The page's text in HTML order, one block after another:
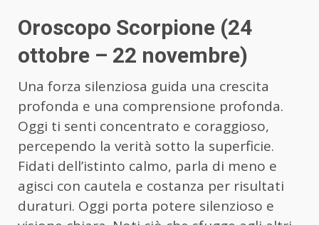
Oroscopo Scorpione (24
ottobre – 22 novembre)
Una forza silenziosa guida una crescita
profonda e una comprensione profonda.
Oggi ti senti concentrato e coraggioso,
percependo la verità sotto la superficie.
Fidati dell’istinto calmo, parla di meno e
agisci con cautela e costanza per risultati
duraturi. Oggi porta potere silenzioso e